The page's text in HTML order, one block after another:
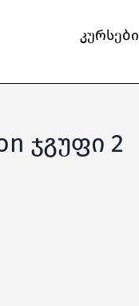
კურსები
ჯგუფი 2